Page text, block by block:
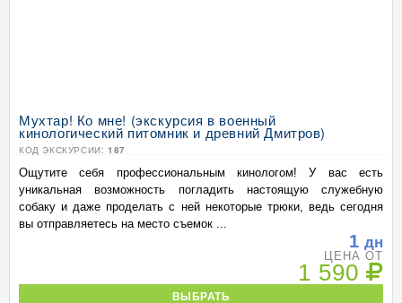
Мухтар! Ко мне! (экскурсия в военный
кинологический питомник и древний Дмитров)
КОД ЭКСКУРСИИ: 187
Ощутите себя профессиональным кинологом! У вас есть
уникальная возможность погладить настоящую служебную
собаку и даже проделать с ней некоторые трюки, ведь сегодня
вы отправляетесь на место съемок ...
1 дн
ЦЕНА ОТ
1 590
ВЫБРАТЬ